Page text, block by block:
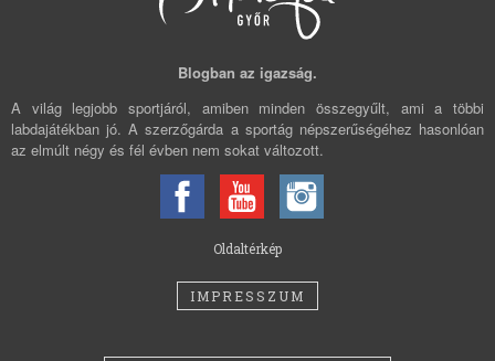
Blogban az igazság.
A világ legjobb sportjáról, amiben minden összegyűlt, ami a többi
labdajátékban jó. A szerzőgárda a sportág népszerűségéhez hasonlóan
az elmúlt négy és fél évben nem sokat változott.
Oldaltérkép
IMPRESSZUM